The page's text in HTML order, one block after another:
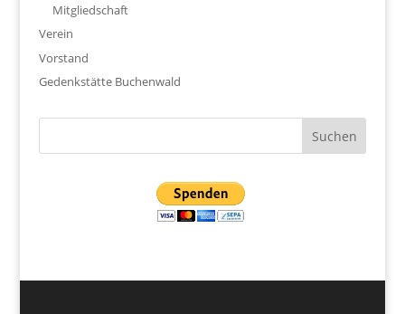
Mitgliedschaft
Verein
Vorstand
Gedenkstätte Buchenwald